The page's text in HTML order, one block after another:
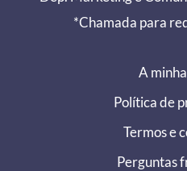
*Chamada para
A
Política de
Termos e
Perguntas